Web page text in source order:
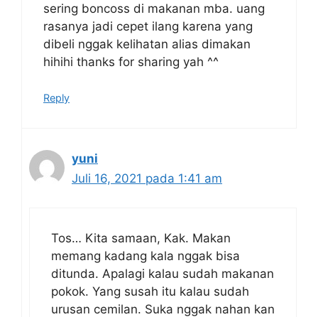
sering boncoss di makanan mba. uang
rasanya jadi cepet ilang karena yang
dibeli nggak kelihatan alias dimakan
hihihi thanks for sharing yah ^^
Reply
yuni
Juli 16, 2021 pada 1:41 am
Tos… Kita samaan, Kak. Makan
memang kadang kala nggak bisa
ditunda. Apalagi kalau sudah makanan
pokok. Yang susah itu kalau sudah
urusan cemilan. Suka nggak nahan kan